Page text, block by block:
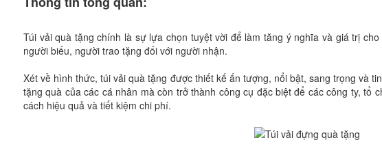
Túi vải quà tặng chính là sự lựa chọn tuyệt vời để làm tăng ý nghĩa và giá trị
người biếu, người trao tặng đối với người nhận.
Xét về hình thức, túi vải quà tặng được thiết kế ấn tượng, nổi bật, sang trọng và
tặng quà của các cá nhân mà còn trở thành công cụ đặc biệt để các công ty, tổ
cách hiệu quả và tiết kiệm chi phí.